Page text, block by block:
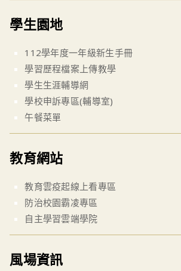
學生園地
112學年度一年級新生手冊
學習歷程檔案上傳教學
學生生涯輔導網
學校申訴專區(輔導室)
午餐菜單
教育網站
教育雲疫起線上看專區
防治校園霸凌專區
自主學習雲端學院
風場資訊